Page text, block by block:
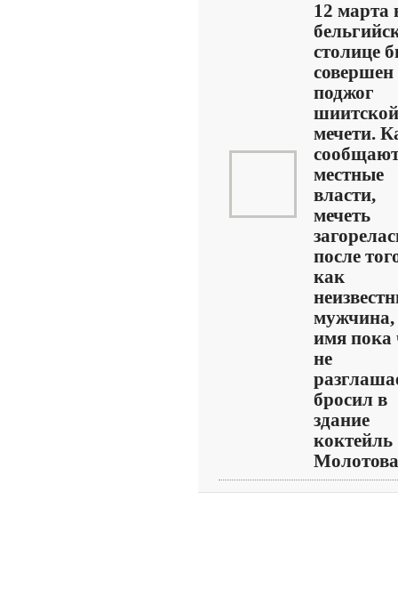
12 марта
столице
совершен
поджог
шиитской
мечети.
местные
власти,
мечеть
после
как
мужчина,
имя пока
не
бросил в
здание
коктейль